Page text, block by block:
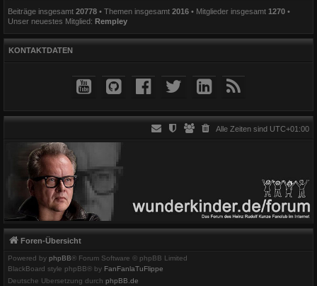
Beiträge insgesamt 20778 • Themen insgesamt 2016 • Mitglieder insgesamt 1270 •
Unser neuestes Mitglied: Rempley
KONTAKTDATEN
Alle Zeiten sind UTC+01:00
Foren-Übersicht
Powered by phpBB® Forum Software © phpBB Limited
BlackBoard style phpBB® by FanFanlaTuFlippe
Deutsche Übersetzung durch phpBB.de